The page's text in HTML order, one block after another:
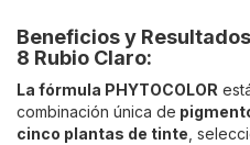
Beneficios y
8 Rubio Claro:
La fórmula PHYTOCOLOR
combinación única de
cinco plantas de tinte ,